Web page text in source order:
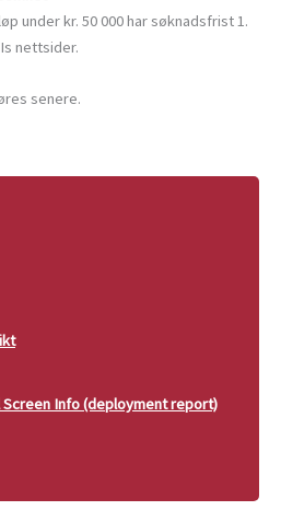
under kr. 50 000 har søknadsfrist 1.
nettsider.
senere.
Info (deployment report)